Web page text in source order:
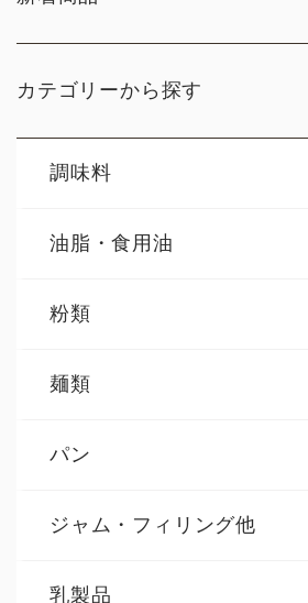
カテゴリーから探す
調味料
油脂・食用油
粉類
麺類
パン
ジャム・フィリング他
乳製品